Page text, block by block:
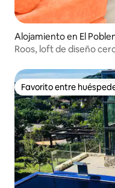
Alojamiento en El
Roos, loft de diseño
Favorito entre
Favorito entre